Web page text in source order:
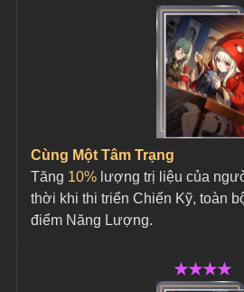
Cùng Một Tâm Trạng
Tăng 10% lượng trị liệu của
thời khi thi triển Chiến Kỹ, toàn
điểm Năng Lượng.
★★★★